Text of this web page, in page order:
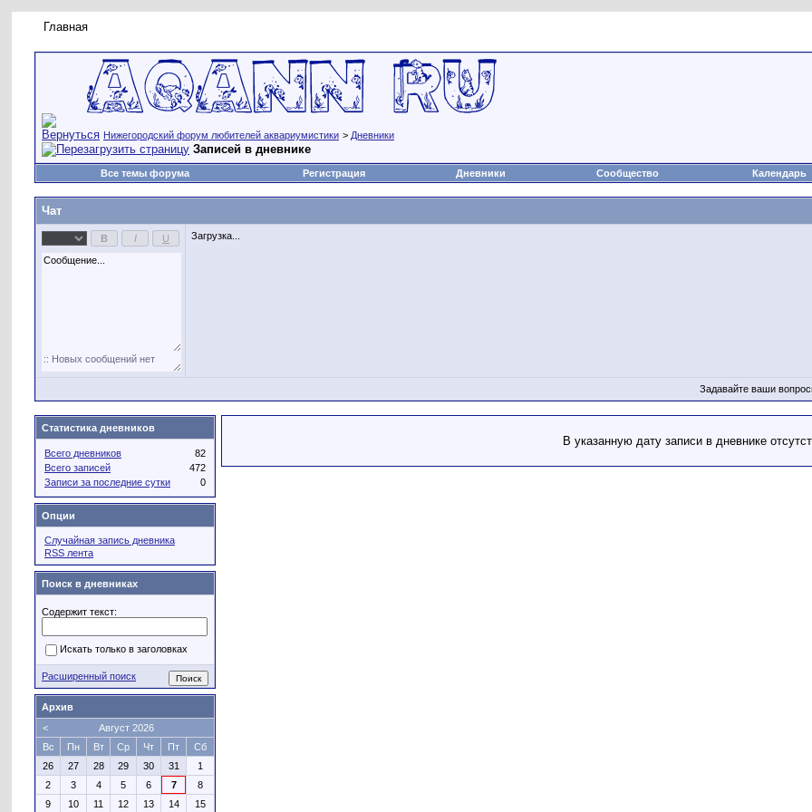
Главная
Нижегородский форум любителей аквариумистики > Дневники
Записей в дневнике
Все темы форума Регистрация Дневники Сообщество Календарь
Чат
Загрузка...
Задавайте ваши
В указанную дату записи в дневнике
Статистика дневников
Всего дневников
82
Всего записей
472
Записи за последние сутки
0
Опции
Случайная запись дневника
RSS лента
Поиск в дневниках
Содержит текст:
Искать только в заголовках
Расширенный поиск
Архив
<
Август 2026
Вс
Пн Вт Ср Чт Пт
Сб
26
27 28 29 30 31
1
2
3 4 5 6 7
8
9
10 11 12 13 14 15